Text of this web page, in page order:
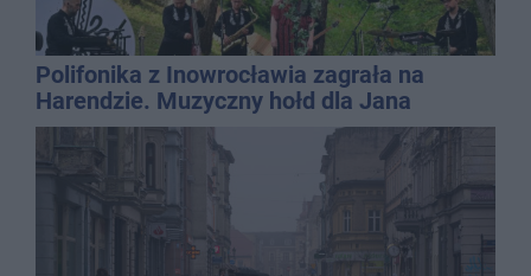
Polifonika z Inowrocławia zagrała na
Harendzie. Muzyczny hołd dla Jana
Kasprowicza